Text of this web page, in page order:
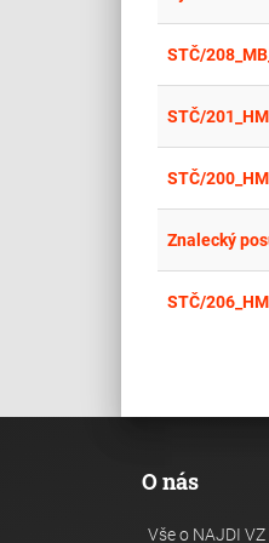
STČ/
STČ/
STČ/
STČ/
O nás
Vše o NAJDI VZ